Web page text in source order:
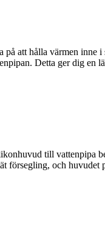
att hålla värmen inne
Detta ger dig en
till vattenpipa
försegling, och huvudet